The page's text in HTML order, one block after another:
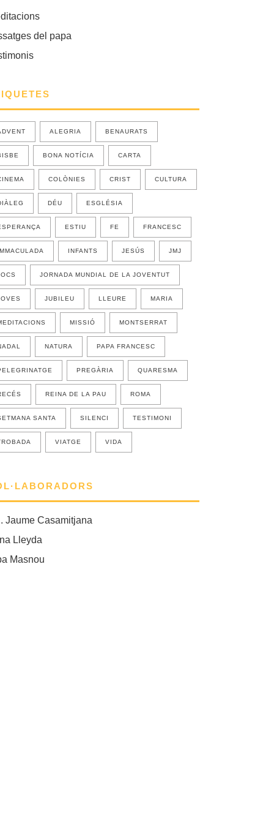
del papa
ALEGRIA BENAURATS
BONA NOTÍCIA CARTA
COLÒNIES CRIST CULTURA
DÉU ESGLÉSIA
ESTIU FE FRANCESC
INFANTS JESÚS JMJ
JORNADA MUNDIAL DE LA JOVENTUT
JUBILEU LLEURE MARIA
MISSIÓ MONTSERRAT
NATURA PAPA FRANCESC
PREGÀRIA QUARESMA
REINA DE LA PAU ROMA
SANTA SILENCI TESTIMONI
VIATGE VIDA
Jaume Casamitjana
Lleyda
Masnou